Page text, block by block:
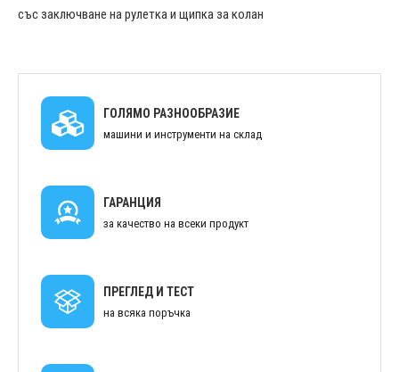
ГОЛЯМО РАЗНООБРАЗИЕ
машини и инструменти на склад
ГАРАНЦИЯ
за качество на всеки продукт
ПРЕГЛЕД И ТЕСТ
на всяка поръчка
със заключване на рулетка и щипка за колан